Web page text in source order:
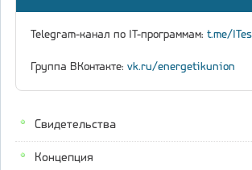
Свидетельства
Концепция
Telegram-канал по IT-программам: t.me/
Группа ВКонтакте: vk.ru/energetikunion